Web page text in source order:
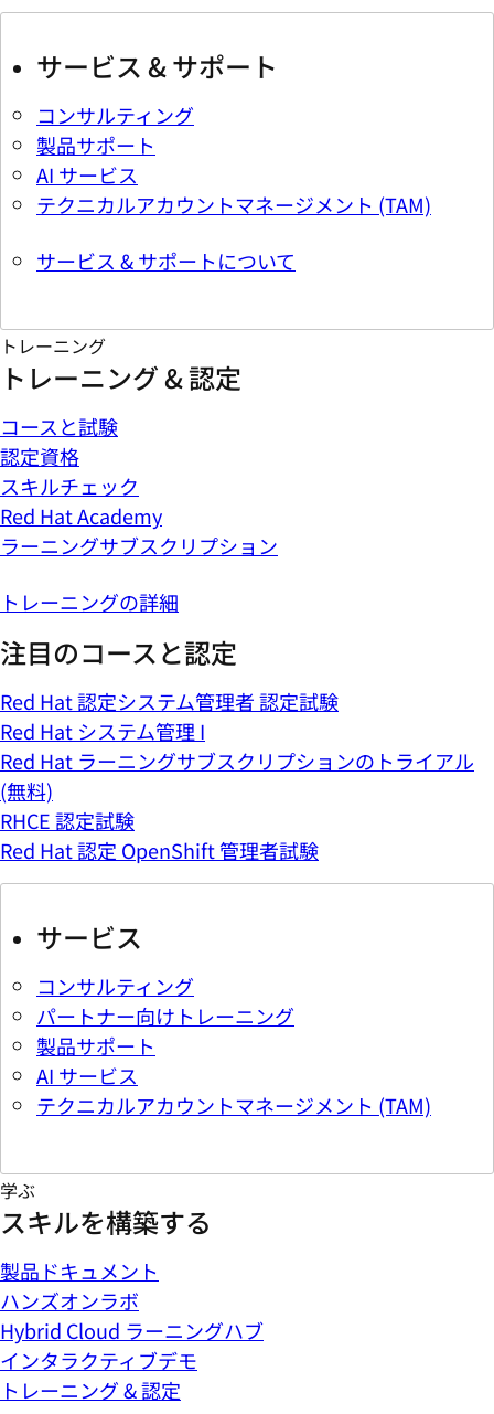
サービス & サポート
コンサルティング
製品サポート
AI サービス
テクニカルアカウントマネージメント (TAM)
サービス & サポートについて
トレーニング
トレーニング & 認定
コースと試験
認定資格
スキルチェック
Red Hat Academy
ラーニングサブスクリプション
トレーニングの詳細
注目のコースと認定
Red Hat 認定システム管理者 認定試験
Red Hat システム管理 I
Red Hat ラーニングサブスクリプションのトライアル
(無料)
RHCE 認定試験
Red Hat 認定 OpenShift 管理者試験
サービス
コンサルティング
パートナー向けトレーニング
製品サポート
AI サービス
テクニカルアカウントマネージメント (TAM)
学ぶ
スキルを構築する
製品ドキュメント
ハンズオンラボ
Hybrid Cloud ラーニングハブ
インタラクティブデモ
トレーニング & 認定